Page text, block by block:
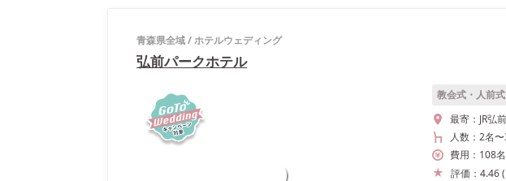
青森県全域/ホテルウェディング
弘前パークホテル
教会式・人前
最寄： JR弘
人数： 2名〜
費用： 108名
評価： 4.46(